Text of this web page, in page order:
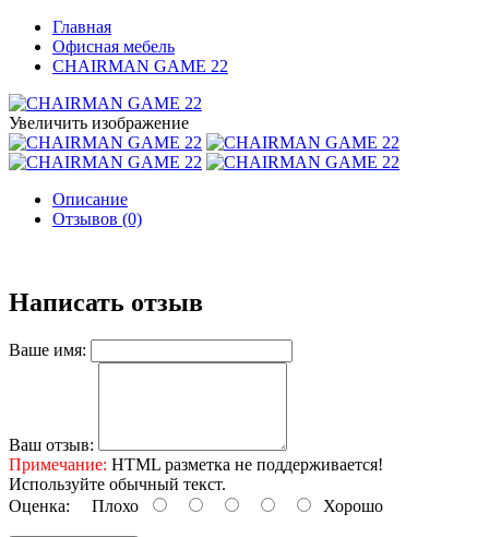
Главная
Офисная мебель
CHAIRMAN GAME 22
Увеличить изображение
Описание
Отзывов (0)
Написать отзыв
Ваше имя:
Ваш отзыв:
Примечание: HTML разметка не поддерживается!
Используйте обычный текст.
Оценка: Плохо Хорошо